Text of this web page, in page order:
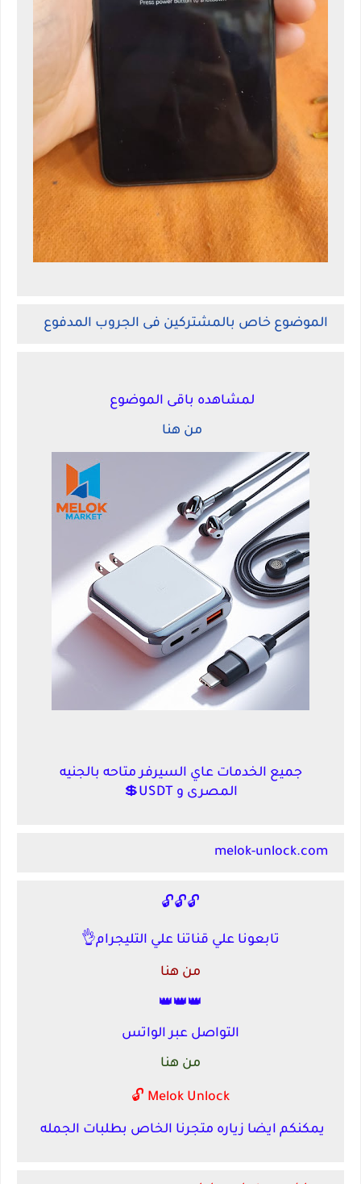
الموضوع خاص بالمشتركين فى الجروب المدفوع
لمشاهده باقى الموضوع
من هنا
جميع الخدمات عاي السيرفر متاحه بالجنيه
المصرى و USDT💲
melok-unlock.com
🔓🔓🔓
تابعونا علي قناتنا علي التليجرام👌
من هنا
👑👑👑
التواصل عبر الواتس
من هنا
Melok Unlock 🔓
يمكنكم ايضا زياره متجرنا الخاص بطلبات الجمله